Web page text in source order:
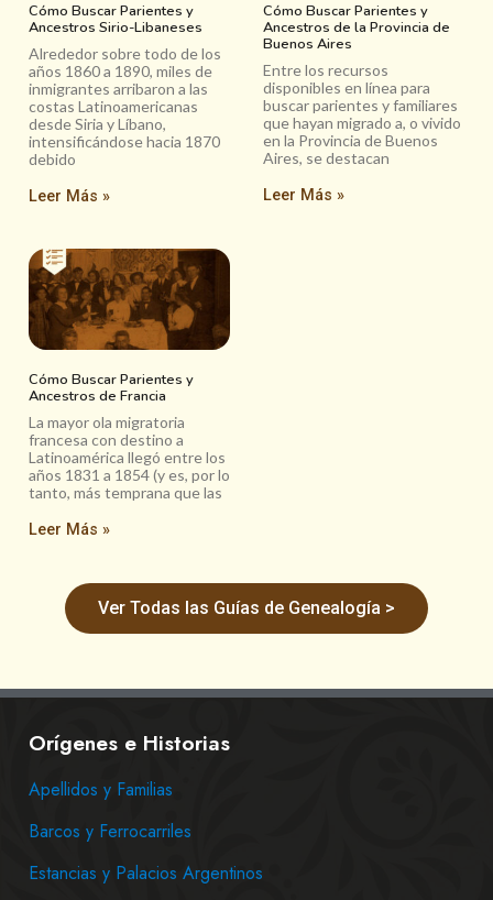
Cómo Buscar Parientes y
Ancestros Sirio-Libaneses
Alrededor sobre todo de los
años 1860 a 1890, miles de
inmigrantes arribaron a las
costas Latinoamericanas
desde Siria y Líbano,
intensificándose hacia 1870
debido
Leer Más »
Cómo Buscar Parientes y
Ancestros de la Provincia de
Buenos Aires
Entre los recursos
disponibles en línea para
buscar parientes y familiares
que hayan migrado a, o vivido
en la Provincia de Buenos
Aires, se destacan
Leer Más »
Cómo Buscar Parientes y
Ancestros de Francia
La mayor ola migratoria
francesa con destino a
Latinoamérica llegó entre los
años 1831 a 1854 (y es, por lo
tanto, más temprana que las
Leer Más »
Ver Todas las Guías de Genealogía >
Orígenes e Historias
Apellidos y Familias
Barcos y Ferrocarriles
Estancias y Palacios Argentinos